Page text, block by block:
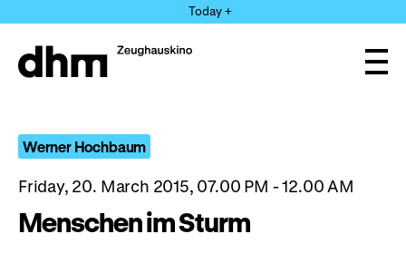
directly
the
Today +
Werner Hochbaum
Friday, 20. March 2015, 07.00 PM - 12.00 AM
Menschen im Sturm